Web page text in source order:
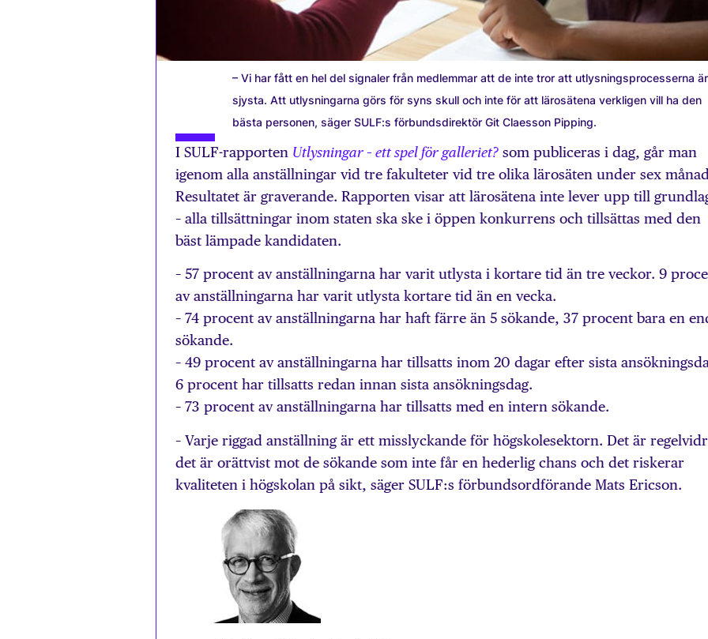
– Vi har fått en hel del signaler från medlemmar att de inte tror att utlysningsprocesserna är
sjysta. Att utlysningarna görs för syns skull och inte för att lärosätena verkligen vill ha den
bästa personen, säger SULF:s förbundsdirektör Git Claesson Pipping.
I SULF-rapporten Utlysningar – ett spel för galleriet? som publiceras i dag, går man
igenom alla anställningar vid tre fakulteter vid tre olika lärosäten under sex
Resultatet är graverande. Rapporten visar att lärosätena inte lever upp till
– alla tillsättningar inom staten ska ske i öppen konkurrens och tillsättas med den
bäst lämpade kandidaten.
– 57 procent av anställningarna har varit utlysta i kortare tid än tre veckor. 9
av anställningarna har varit utlysta kortare tid än en vecka.
– 74 procent av anställningarna har haft färre än 5 sökande, 37 procent bara en
sökande.
– 49 procent av anställningarna har tillsatts inom 20 dagar efter sista
6 procent har tillsatts redan innan sista ansökningsdag.
– 73 procent av anställningarna har tillsatts med en intern sökande.
– Varje riggad anställning är ett misslyckande för högskolesektorn. Det är
det är orättvist mot de sökande som inte får en hederlig chans och det riskerar
kvaliteten i högskolan på sikt, säger SULF:s förbundsordförande Mats Ericson.